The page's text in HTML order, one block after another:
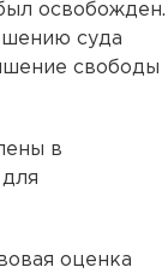
освобожден.
суда
свободы
в
оценка